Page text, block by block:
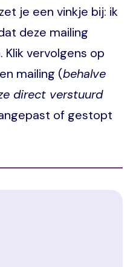
je een vinkje bij: ik
deze mailing
vervolgens op
mailing (behalve
direct verstuurd
of gestopt